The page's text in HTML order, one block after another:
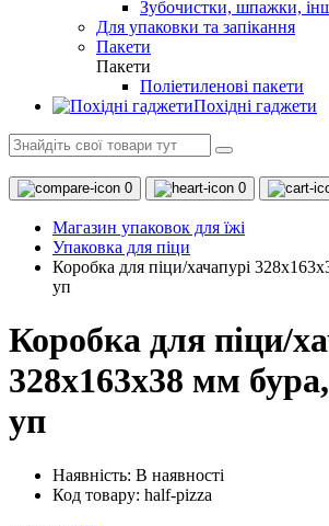
Зубочистки, шпажки,
Для упаковки та запікання
Пакети
Пакети
Поліетиленові пакети
Похідні гаджети
0 0
Магазин упаковок для їжі
Упаковка для піци
Коробка для піци/хачапурі
уп
Коробка для піци/
328х163х38 мм
уп
Наявність: В наявності
Код товару: half-pizza